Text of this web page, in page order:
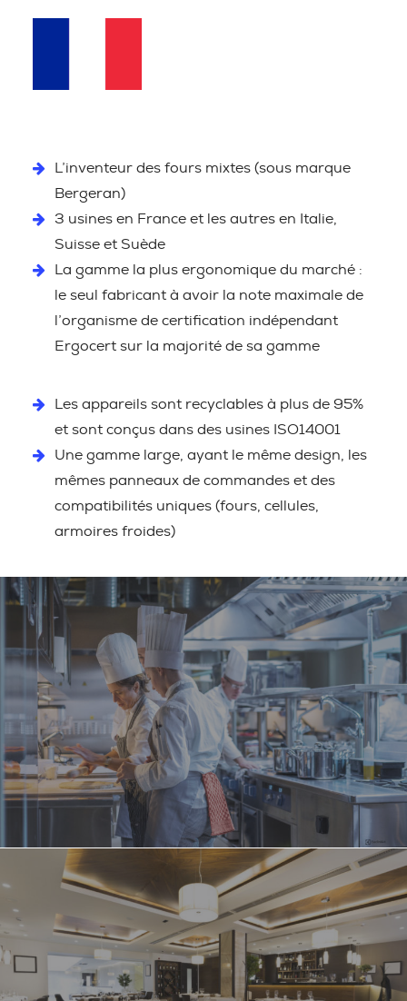
L’inventeur des fours mixtes (sous marque
Bergeran)
3 usines en France et les autres en Italie,
Suisse et Suède
La gamme la plus ergonomique du marché :
le seul fabricant à avoir la note maximale de
l’organisme de certification indépendant
Ergocert sur la majorité de sa gamme
Les appareils sont recyclables à plus de 95%
et sont conçus dans des usines ISO14001
Une gamme large, ayant le même design, les
mêmes panneaux de commandes et des
compatibilités uniques (fours, cellules,
armoires froides)